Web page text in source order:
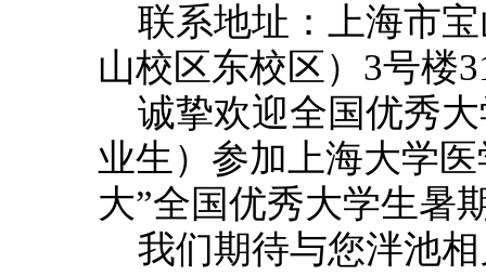
联系地址：上海市
山校区东校区）3号楼
诚挚欢迎全国优秀
业生）参加上海大学
大”全国优秀大学生暑
我们期待与您泮池